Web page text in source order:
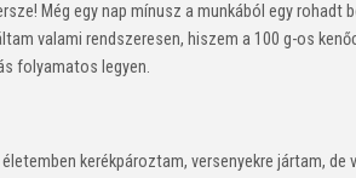
Még egy nap mínusz a munkából egy
valami rendszeresen, hiszem a 100 g-os
folyamatos legyen.
kerékpároztam, versenyekre jártam,